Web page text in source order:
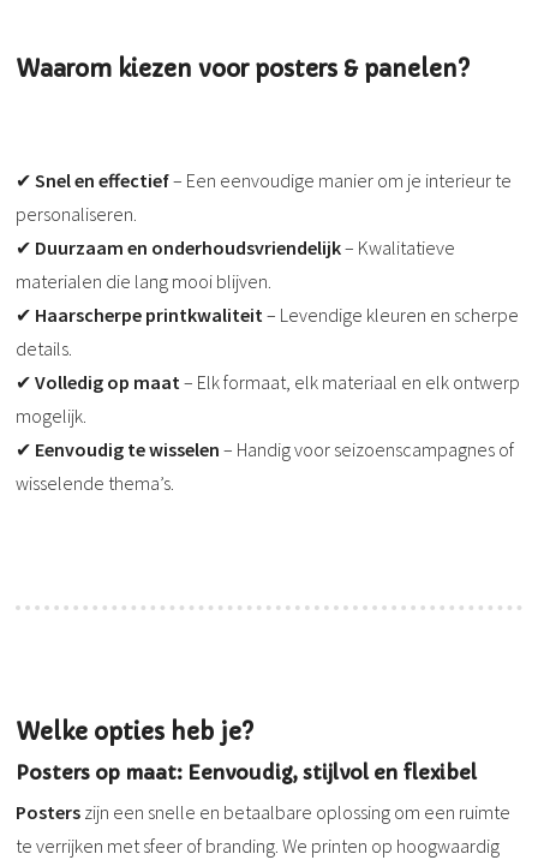
Waarom kiezen voor posters & panelen?
✔Snel en effectief– Een eenvoudige manier om je interieur te
personaliseren.
✔ Duurzaam en onderhoudsvriendelijk– Kwalitatieve
materialen die lang mooi blijven.
✔ Haarscherpe printkwaliteit – Levendige kleuren en scherpe
details.
✔Volledig op maat – Elk formaat, elk materiaal en elk ontwerp
mogelijk.
✔ Eenvoudig te wisselen – Handig voor seizoenscampagnes of
wisselende thema’s.
Welke opties heb je?
Posters op maat: Eenvoudig, stijlvol en flexibel
Posters zijn een snelle en betaalbare oplossing om een ruimte
te verrijken met sfeer of branding. We printen op hoogwaardig